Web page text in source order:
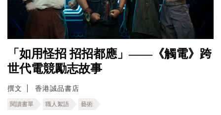
「如用怪招 招招都應」——《觸電》跨
世代電競勵志故事
撰文 香港誠品書店
閱讀書單 職人絮語 藝術